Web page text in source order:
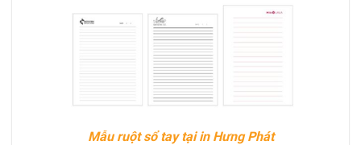
Mẫu ruột sổ tay tại in Hưng Phát